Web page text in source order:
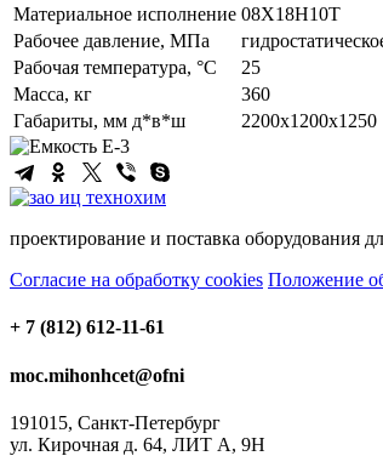
Материальное исполнение 08Х18Н10Т
Рабочее давление, МПа
Рабочая температура, °С
25
Масса, кг
360
Габариты, мм д*в*ш
2200х1200х1250
проектирование и поставка оборудования
Согласие на обработку cookies Положение
+ 7 (812) 612-11-61
moc.mihonhcet@ofni
191015, Санкт-Петербург
ул. Кирочная д. 64, ЛИТ А, 9Н